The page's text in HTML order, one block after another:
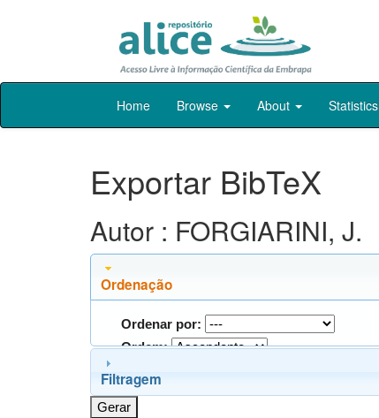
Skip
Home Browse About Statistics
Exportar BibTeX
Autor : FORGIARINI, J.
Ordenação
Ordenar por:
Ordem:
Filtragem